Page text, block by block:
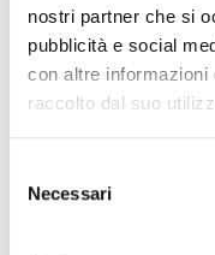
nostri partner che si
pubblicità e social
con altre informazioni
raccolto dal suo
delNecessari